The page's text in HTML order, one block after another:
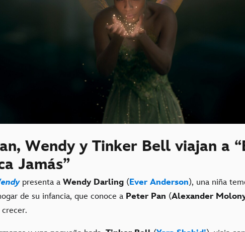
Wendy y Tinker Bell viajan a
Jamás”
presenta a Wendy Darling (Ever Anderson), una niña
de su infancia, que conoce a Peter Pan (Alexander